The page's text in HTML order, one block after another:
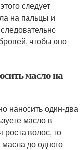
следует
на пальцы и
чтобы оно
масло на
наносить один-два
масло в
роста волос, то
масла до одного